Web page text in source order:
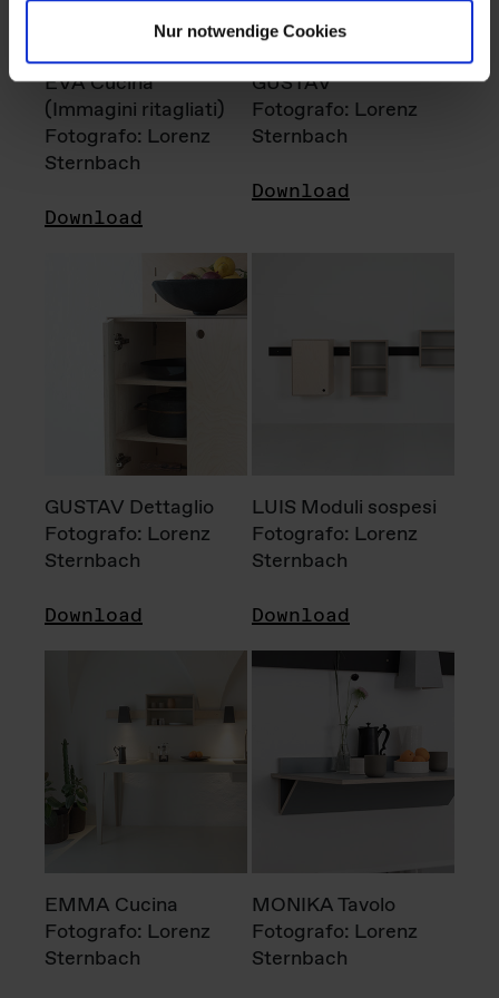
Nur notwendige Cookies
EVA Cucina
(Immagini ritagliati)
Fotografo: Lorenz
Sternbach
Download
GUSTAV
Fotografo: Lorenz
Sternbach
Download
GUSTAV Dettaglio
Fotografo: Lorenz
Sternbach
Download
LUIS Moduli sospesi
Fotografo: Lorenz
Sternbach
Download
EMMA Cucina
Fotografo: Lorenz
Sternbach
MONIKA Tavolo
Fotografo: Lorenz
Sternbach